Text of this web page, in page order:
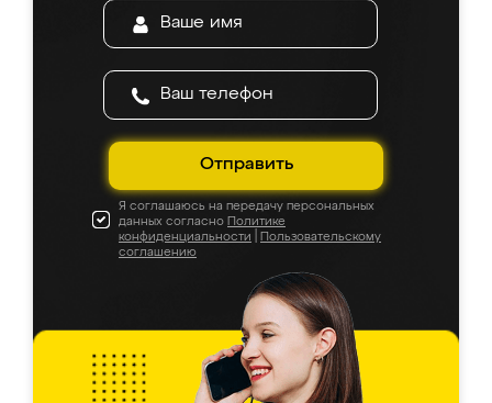
Отправить
Я соглашаюсь на передачу персональных
данных согласно Политике
конфиденциальности
Пользовательскому
соглашению